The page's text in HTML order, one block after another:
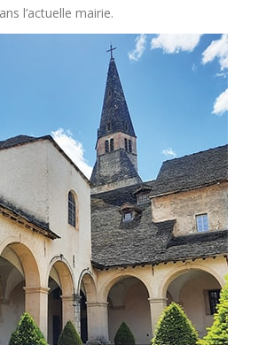
l’actuelle mairie.